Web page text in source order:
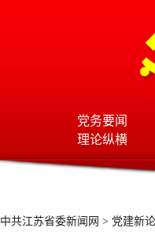
党务要闻
理论纵横
中共江苏省委新闻网 > 党建新论